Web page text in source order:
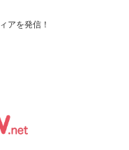
アを発信！